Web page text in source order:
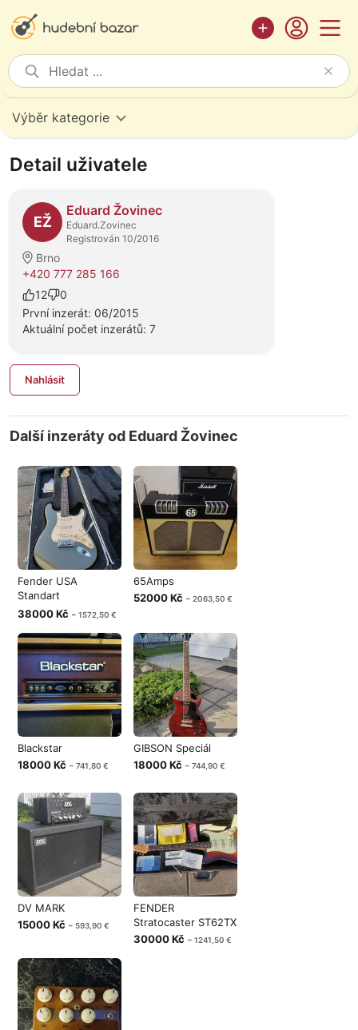
Výběr kategorie
Detail uživatele
EŽ
Eduard Žovinec
Eduard.Zovinec
Registrován 10/2016
Brno
+420 777 285 166
12
0
První inzerát: 06/2015
Aktuální počet inzerátů: 7
Nahlásit
Další inzeráty od Eduard Žovinec
Fender USA
Standart
Stratocaster
38000 Kč ~ 1572,50 €
65Amps
52000 Kč ~ 2063,50 €
Blackstar
18000 Kč ~ 741,80 €
GIBSON Speciál
18000 Kč ~ 744,90 €
DV MARK
15000 Kč ~ 593,90 €
FENDER
Stratocaster ST62TX
30000 Kč ~ 1241,50 €